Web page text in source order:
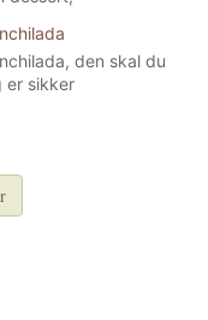
den skal du
er sikker